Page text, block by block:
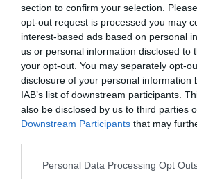
section to confirm your selection.
opt-out request is processed you may
interest-based ads based on personal
us or personal information disclosed to
your opt-out. You may separately opt-
disclosure of your personal information
IAB’s list of downstream participants.
also be disclosed by us to third parties
Downstream Participants that may
Personal Data Processing Opt
Ο ΚΑΙΡΟΣ